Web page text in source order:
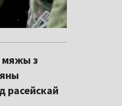
мяжы з
расейскай